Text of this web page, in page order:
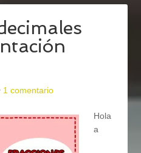
1 comentario
Hola
a